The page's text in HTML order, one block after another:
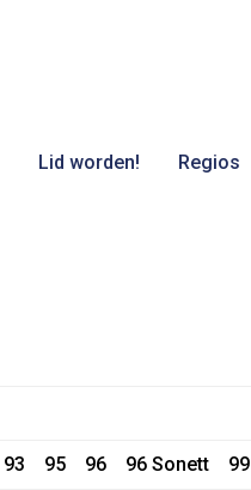
Lid worden! Regios
93 95 96 96 Sonett 99